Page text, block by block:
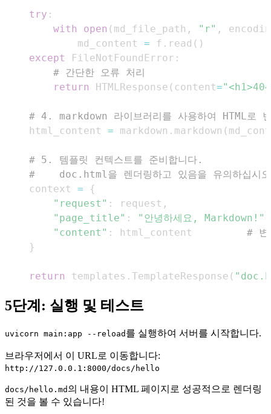
try :
with
open ( md_file_path , "r" ,
            md_content
= f . read ( )
except
FileNotFoundError :
# 간단한 오류 처리
return
HTMLResponse ( content=
# 4. markdown 라이브러리를 사용하여 HTML로
    html_content
= markdown . markdown (
# 5. 템플릿 컨텍스트를 준비합니다.
#    doc.html을 렌더링하고 있음을 유의하십시
    context
=
{
"request" : request ,
"page_title" : "안녕하세요, Markdown!"
"content" : html_content # 변
}
return templates . TemplateResponse (
5단계: 실행 및 테스트
uvicorn main:app --reload 를 실행하여 서버를 시작합니다.
브라우저에서 이 URL로 이동합니다:
http://127.0.0.1:8000/docs/hello
docs/hello.md 의 내용이 HTML 페이지로 성공적으로 렌더링
된 것을 볼 수 있습니다!